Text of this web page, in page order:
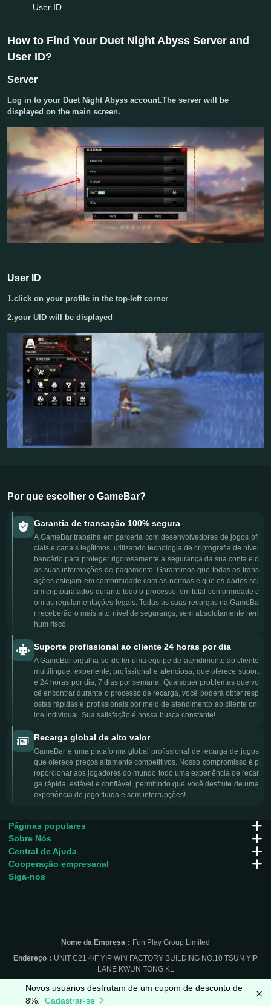
User ID
How to Find Your Duet Night Abyss Server and
User ID?
Server
Log in to your Duet Night Abyss account.The server will be
displayed on the main screen.
User ID
1.click on your profile in the top-left corner
2.your UID will be displayed
Por que escolher o GameBar?
Garantia de transação 100% segura
A GameBar trabalha em parceria com desenvolvedores de jogos ofi
ciais e canais legítimos, utilizando tecnologia de criptografia de nível
bancário para proteger rigorosamente a segurança da sua conta e d
as suas informações de pagamento. Garantimos que todas as trans
ações estejam em conformidade com as normas e que os dados sej
am criptografados durante todo o processo, em total conformidade c
om as regulamentações legais. Todas as suas recargas na GameBa
r receberão o mais alto nível de segurança, sem absolutamente nen
hum risco.
Suporte profissional ao cliente 24 horas por dia
A GameBar orgulha-se de ter uma equipe de atendimento ao cliente
multilíngue, experiente, profissional e atenciosa, que oferece suport
e 24 horas por dia, 7 dias por semana. Quaisquer problemas que vo
cê encontrar durante o processo de recarga, você poderá obter resp
ostas rápidas e profissionais por meio de atendimento ao cliente onl
ine individual. Sua satisfação é nossa busca constante!
Recarga global de alto valor
GameBar é uma plataforma global profissional de recarga de jogos
que oferece preços altamente competitivos. Nosso compromisso é p
roporcionar aos jogadores do mundo todo uma experiência de recar
ga rápida, estável e confiável, permitindo que você desfrute de uma
experiência de jogo fluida e sem interrupções!
Novos usuários desfrutam de um cupom de desconto de
8%.
Cadastrar-se
Páginas populares
Sobre Nós
Central de Ajuda
Cooperação empresarial
Siga-nos
Nome da Empresa： Fun Play Group Limited
Endereço： UNIT C21 4/F YIP WIN FACTORY BUILDING NO.10 TSUN YIP
LANE KWUN TONG KL